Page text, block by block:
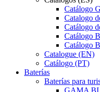
Catálogo
Catalogo
Catálogo
Catálogo
Catálogo
Catalogue (EN)
Catálogo (PT)
Baterías
Baterías para
GAMA